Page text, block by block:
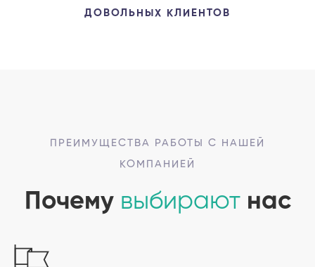
ДОВОЛЬНЫХ КЛИЕНТОВ
ПРЕИМУЩЕСТВА РАБОТЫ С НАШЕЙ
КОМПАНИЕЙ
Почему выбираютнас